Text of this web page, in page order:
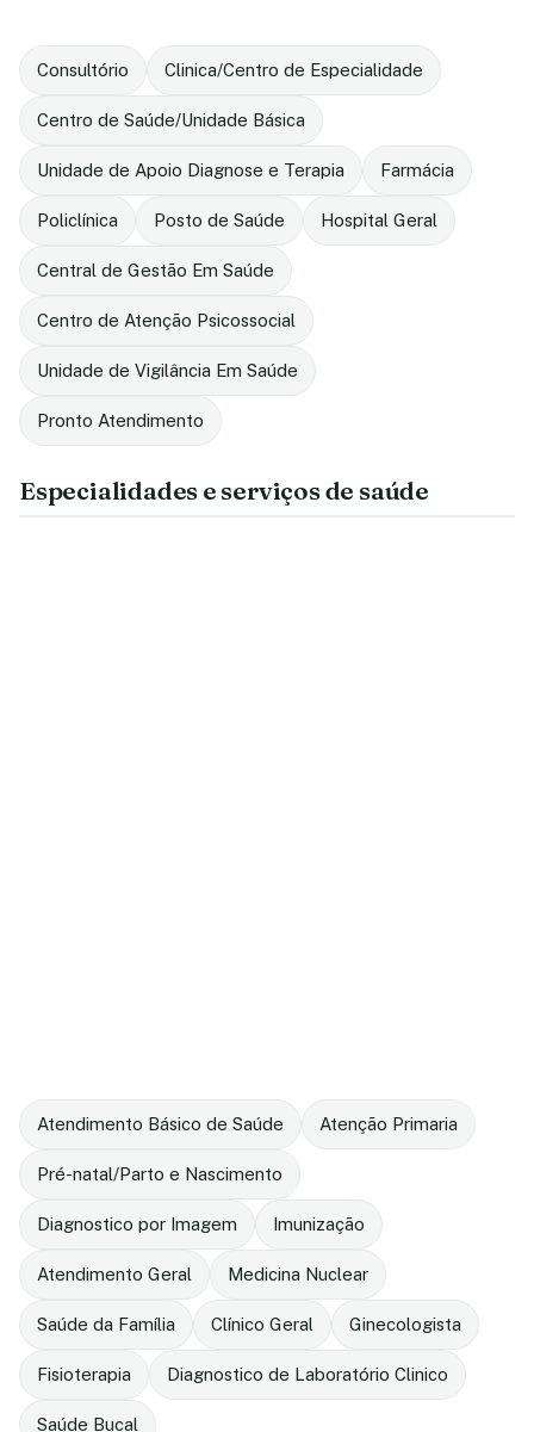
Consultório Clinica/Centro de Especialidade
Centro de Saúde/Unidade Básica
Unidade de Apoio Diagnose e Terapia Farmácia
Policlínica Posto de Saúde Hospital Geral
Central de Gestão Em Saúde
Centro de Atenção Psicossocial
Unidade de Vigilância Em Saúde
Pronto Atendimento
Especialidades e serviços de saúde
Atendimento Básico de Saúde Atenção Primaria
Pré-natal/Parto e Nascimento
Diagnostico por Imagem Imunização
Atendimento Geral Medicina Nuclear
Saúde da Família Clínico Geral Ginecologista
Fisioterapia Diagnostico de Laboratório Clinico
Saúde Bucal